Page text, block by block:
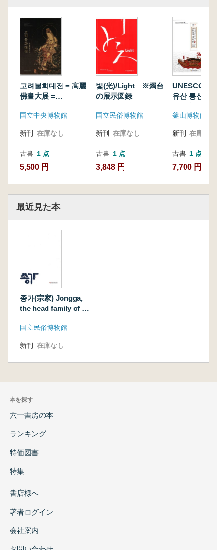
고려불화대전 = 高麗
佛畫大展 =
Goryeo Buddhist
国立中央博物館
新刊 在庫なし
古書 1 点
5,500 円
빛(光)/Light ※燭台
の展示図録
国立民俗博物館
新刊 在庫なし
古書 1 点
3,848 円
UNESCO 세
유산 통신사
使記録物)
釜山博物館
新刊 在庫なし
古書 1 点
7,700 円
最近見た本
종가(宗家) Jongga,
the head family of a
国立民俗博物館
新刊 在庫なし
本を探す
六一書房の本
ランキング
特価図書
特集
書店様へ
著者ログイン
会社案内